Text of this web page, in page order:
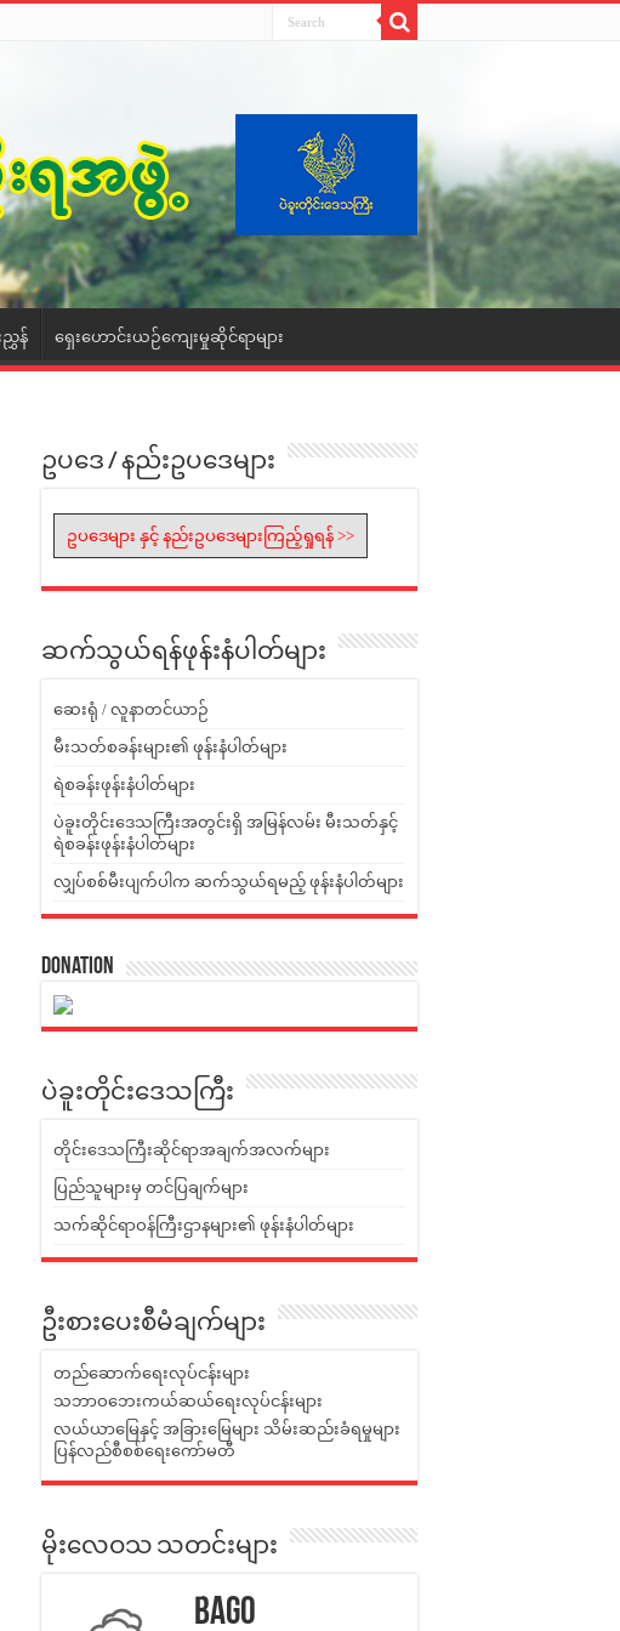
ညွှန် ရှေးဟောင်းယဉ်ကျေးမှုဆိုင်ရာများ
ဥပဒေ / နည်းဥပဒေများ
ဥပဒေများ နှင့် နည်းဥပဒေများကြည့်ရှုရန် >>
ဆက်သွယ်ရန်ဖုန်းနံပါတ်များ
ဆေးရုံ / လူနာတင်ယာဉ်
မီးသတ်စခန်းများ၏ ဖုန်းနံပါတ်များ
ရဲစခန်းဖုန်းနံပါတ်များ
ပဲခူးတိုင်းဒေသကြီးအတွင်းရှိ အမြန်လမ်း မီးသတ်နှင့်
ရဲစခန်းဖုန်းနံပါတ်များ
လျှပ်စစ်မီးပျက်ပါက ဆက်သွယ်ရမည့် ဖုန်းနံပါတ်များ
Donation
ပဲခူးတိုင်းဒေသကြီး
တိုင်းဒေသကြီးဆိုင်ရာအချက်အလက်များ
ပြည်သူများမှ တင်ပြချက်များ
သက်ဆိုင်ရာဝန်ကြီးဌာနများ၏ ဖုန်းနံပါတ်များ
ဦးစားပေးစီမံချက်များ
တည်ဆောက်ရေးလုပ်ငန်းများ
သဘာဝဘေးကယ်ဆယ်ရေးလုပ်ငန်းများ
လယ်ယာမြေနှင့် အခြားမြေများ သိမ်းဆည်းခံရမှုများ
ပြန်လည်စီစစ်ရေးကော်မတီ
မိုးလေဝသ သတင်းများ
Bago